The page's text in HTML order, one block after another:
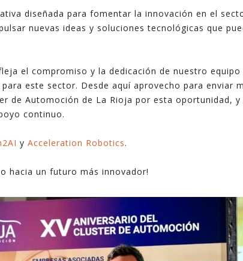
divulgar
de valor y
las últimas
y en
cómo la
diferentes
cliente,
productos y
diseñada para fomentar la innovación en el
nuevas ideas y soluciones tecnológicas que
el compromiso y la dedicación de nuestro
este sector. Desde aquí aprovecho para enviar
de Automoción de La Rioja por esta oportunidad, y
continuo.
y Acceleration Robotics.
hacia un futuro más innovador!